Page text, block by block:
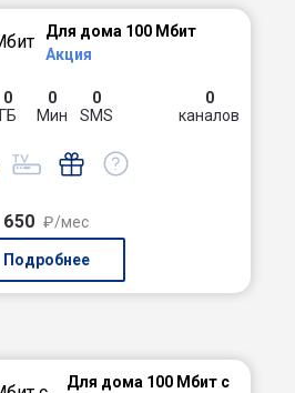
Для дома 100 Мбит
Акция
0
ГБ
0
Мин
0
SMS
0
каналов
650 ₽/мес
Подробнее
Для дома 100 Мбит с